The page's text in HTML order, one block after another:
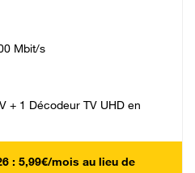
Mbit/s
+ 1 Décodeur TV UHD en
: 5,99€/mois au lieu de